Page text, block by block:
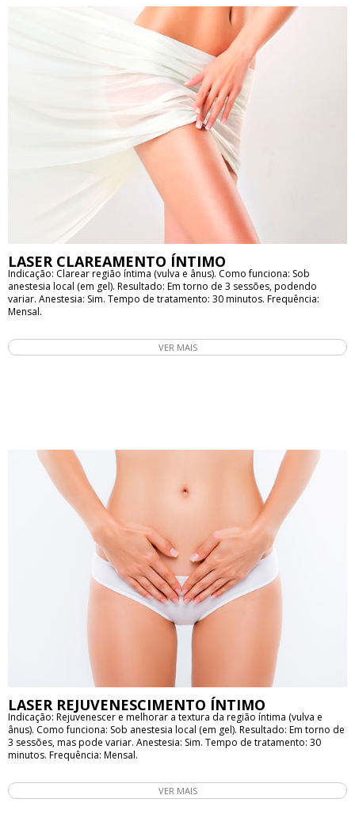
necessário fazer um tricograma ou fototricograma, que são exames mais
específicos solicitados pelo dermatologista, de acordo com a necessidade
do paciente. Em alguns casos, o diagnóstico pede mais exames, como a
realização de biópsia para o exame anátomo patológico do couro
cabeludo. O tratamento dos fios e do couro cabeludo é feito de acordo
com o diagnóstico e, por isso, a avaliação especializada é de suma
importância. Se não encontrarmos a raíz do problema a chance de
sucesso é muito pequena. Enfim, a tricologia é uma área que atrai muitos
curiosos. Não deixe seus cabelos nas mãos de leigos. lembre-se: se a
saúde dos cabelos não está bem, isso é um sinal de algo está errado
dentro do seu corpo e merece investigação. Cremes, shampoo e a
massagem para “estimular a circulação” podem adiar um diagnóstico sério
e comprometer a recuperação da sua saúde.
LASER CLAREAMENTO ÍNTIMO
Indicação: Clarear região íntima (vulva e ânus). Como funciona: Sob
anestesia local (em gel). Resultado: Em torno de 3 sessões, podendo
variar. Anestesia: Sim. Tempo de tratamento: 30 minutos. Frequência:
Mensal.
VER MAIS
LASER REJUVENESCIMENTO ÍNTIMO
Indicação: Rejuvenescer e melhorar a textura da região íntima (vulva e
ânus). Como funciona: Sob anestesia local (em gel). Resultado: Em torno de
3 sessões, mas pode variar. Anestesia: Sim. Tempo de tratamento: 30
minutos. Frequência: Mensal.
VER MAIS